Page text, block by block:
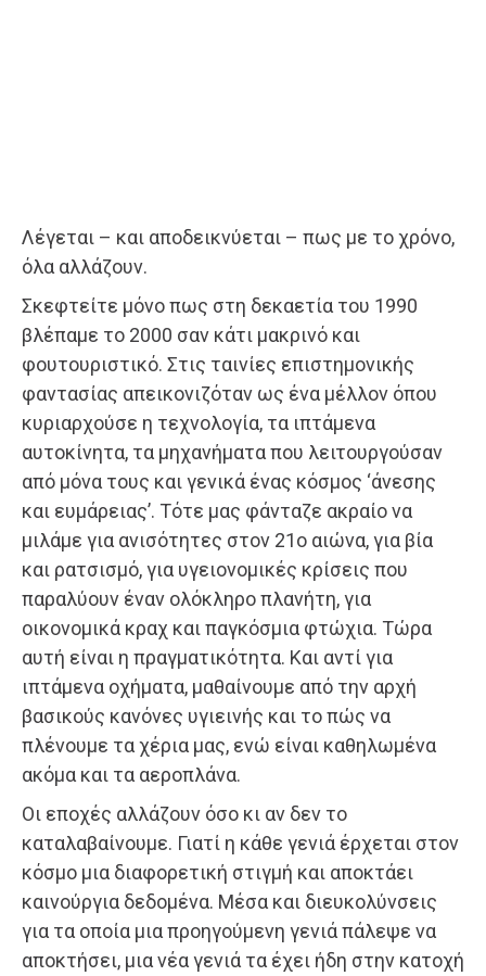
Λέγεται – και αποδεικνύεται – πως με το χρόνο,
όλα αλλάζουν.
Σκεφτείτε μόνο πως στη δεκαετία του 1990
βλέπαμε το 2000 σαν κάτι μακρινό και
φουτουριστικό. Στις ταινίες επιστημονικής
φαντασίας απεικονιζόταν ως ένα μέλλον όπου
κυριαρχούσε η τεχνολογία, τα ιπτάμενα
αυτοκίνητα, τα μηχανήματα που λειτουργούσαν
από μόνα τους και γενικά ένας κόσμος ‘άνεσης
και ευμάρειας’. Τότε μας φάνταζε ακραίο να
μιλάμε για ανισότητες στον 21ο αιώνα, για βία
και ρατσισμό, για υγειονομικές κρίσεις που
παραλύουν έναν ολόκληρο πλανήτη, για
οικονομικά κραχ και παγκόσμια φτώχια. Τώρα
αυτή είναι η πραγματικότητα. Και αντί για
ιπτάμενα οχήματα, μαθαίνουμε από την αρχή
βασικούς κανόνες υγιεινής και το πώς να
πλένουμε τα χέρια μας, ενώ είναι καθηλωμένα
ακόμα και τα αεροπλάνα.
Οι εποχές αλλάζουν όσο κι αν δεν το
καταλαβαίνουμε. Γιατί η κάθε γενιά έρχεται στον
κόσμο μια διαφορετική στιγμή και αποκτάει
καινούργια δεδομένα. Μέσα και διευκολύνσεις
για τα οποία μια προηγούμενη γενιά πάλεψε να
αποκτήσει, μια νέα γενιά τα έχει ήδη στην κατοχή